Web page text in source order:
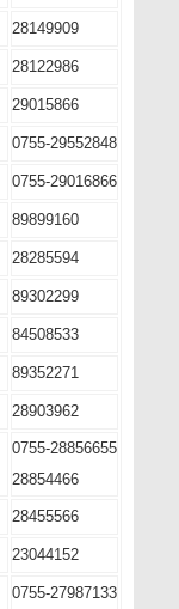
28149909
28122986
29015866
0755-29552848
0755-29016866
89899160
28285594
89302299
84508533
89352271
28903962
0755-28856655
28854466
28455566
23044152
0755-27987133